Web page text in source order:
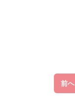
前へ